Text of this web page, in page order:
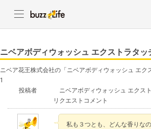
ニベアボディウォッシュ エクストラタ
ニベア花王株式会社の「ニベアボディウォッシュ エ
1
投稿者
ニベアボディウォッシュ エクス
リクエストコメント
私も３つとも、どんな香りな